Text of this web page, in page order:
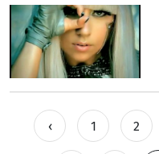
‹ 1 2